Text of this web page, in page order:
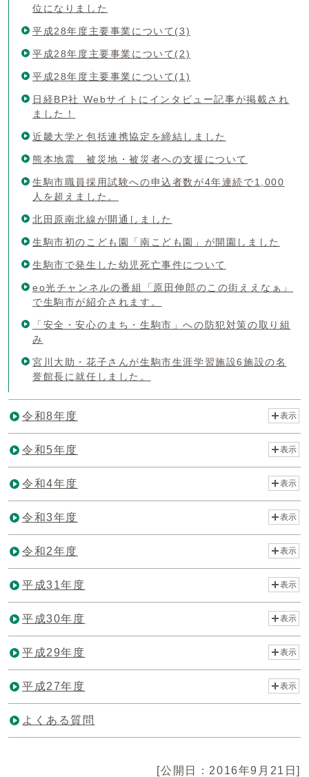
位になりました
平成28年度主要事業について(3)
平成28年度主要事業について(2)
平成28年度主要事業について(1)
日経BP社 Webサイトにインタビュー記事が掲載され
ました！
近畿大学と包括連携協定を締結しました
熊本地震 被災地・被災者への支援について
生駒市職員採用試験への申込者数が4年連続で1,000
人を超えました。
北田原南北線が開通しました
生駒市初のこども園「南こども園」が開園しました
生駒市で発生した幼児死亡事件について
eo光チャンネルの番組「原田伸郎のこの街ええなぁ」
で生駒市が紹介されます。
「安全・安心のまち・生駒市」への防犯対策の取り組
み
宮川大助・花子さんが生駒市生涯学習施設6施設の名
誉館長に就任しました。
令和8年度 表示
令和5年度 表示
令和4年度 表示
令和3年度 表示
令和2年度 表示
平成31年度 表示
平成30年度 表示
平成29年度 表示
平成27年度 表示
よくある質問
[公開日：2016年9月21日]